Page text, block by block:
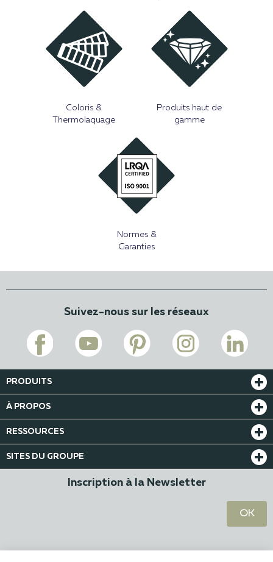
Coloris &
Thermolaquage
Produits haut de
gamme
Normes &
Garanties
Inscription à la Newsletter
Suivez-nous sur les réseaux
PRODUITS
À PROPOS
RESSOURCES
SITES DU GROUPE